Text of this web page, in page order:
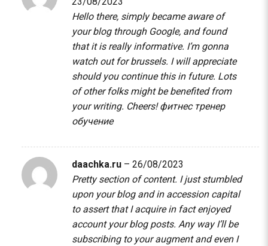
Hello there, simply became aware of
your blog through Google, and found
that it is really informative. I’m gonna
watch out for brussels. I will appreciate
should you continue this in future. Lots
of other folks might be benefited from
your writing. Cheers!фитнес тренер
обучение
daachka.ru – 26/08/2023
Pretty section of content. I just stumbled
upon your blog and in accession capital
to assert that I acquire in fact enjoyed
account your blog posts. Any way I’ll be
subscribing to your augment and even I